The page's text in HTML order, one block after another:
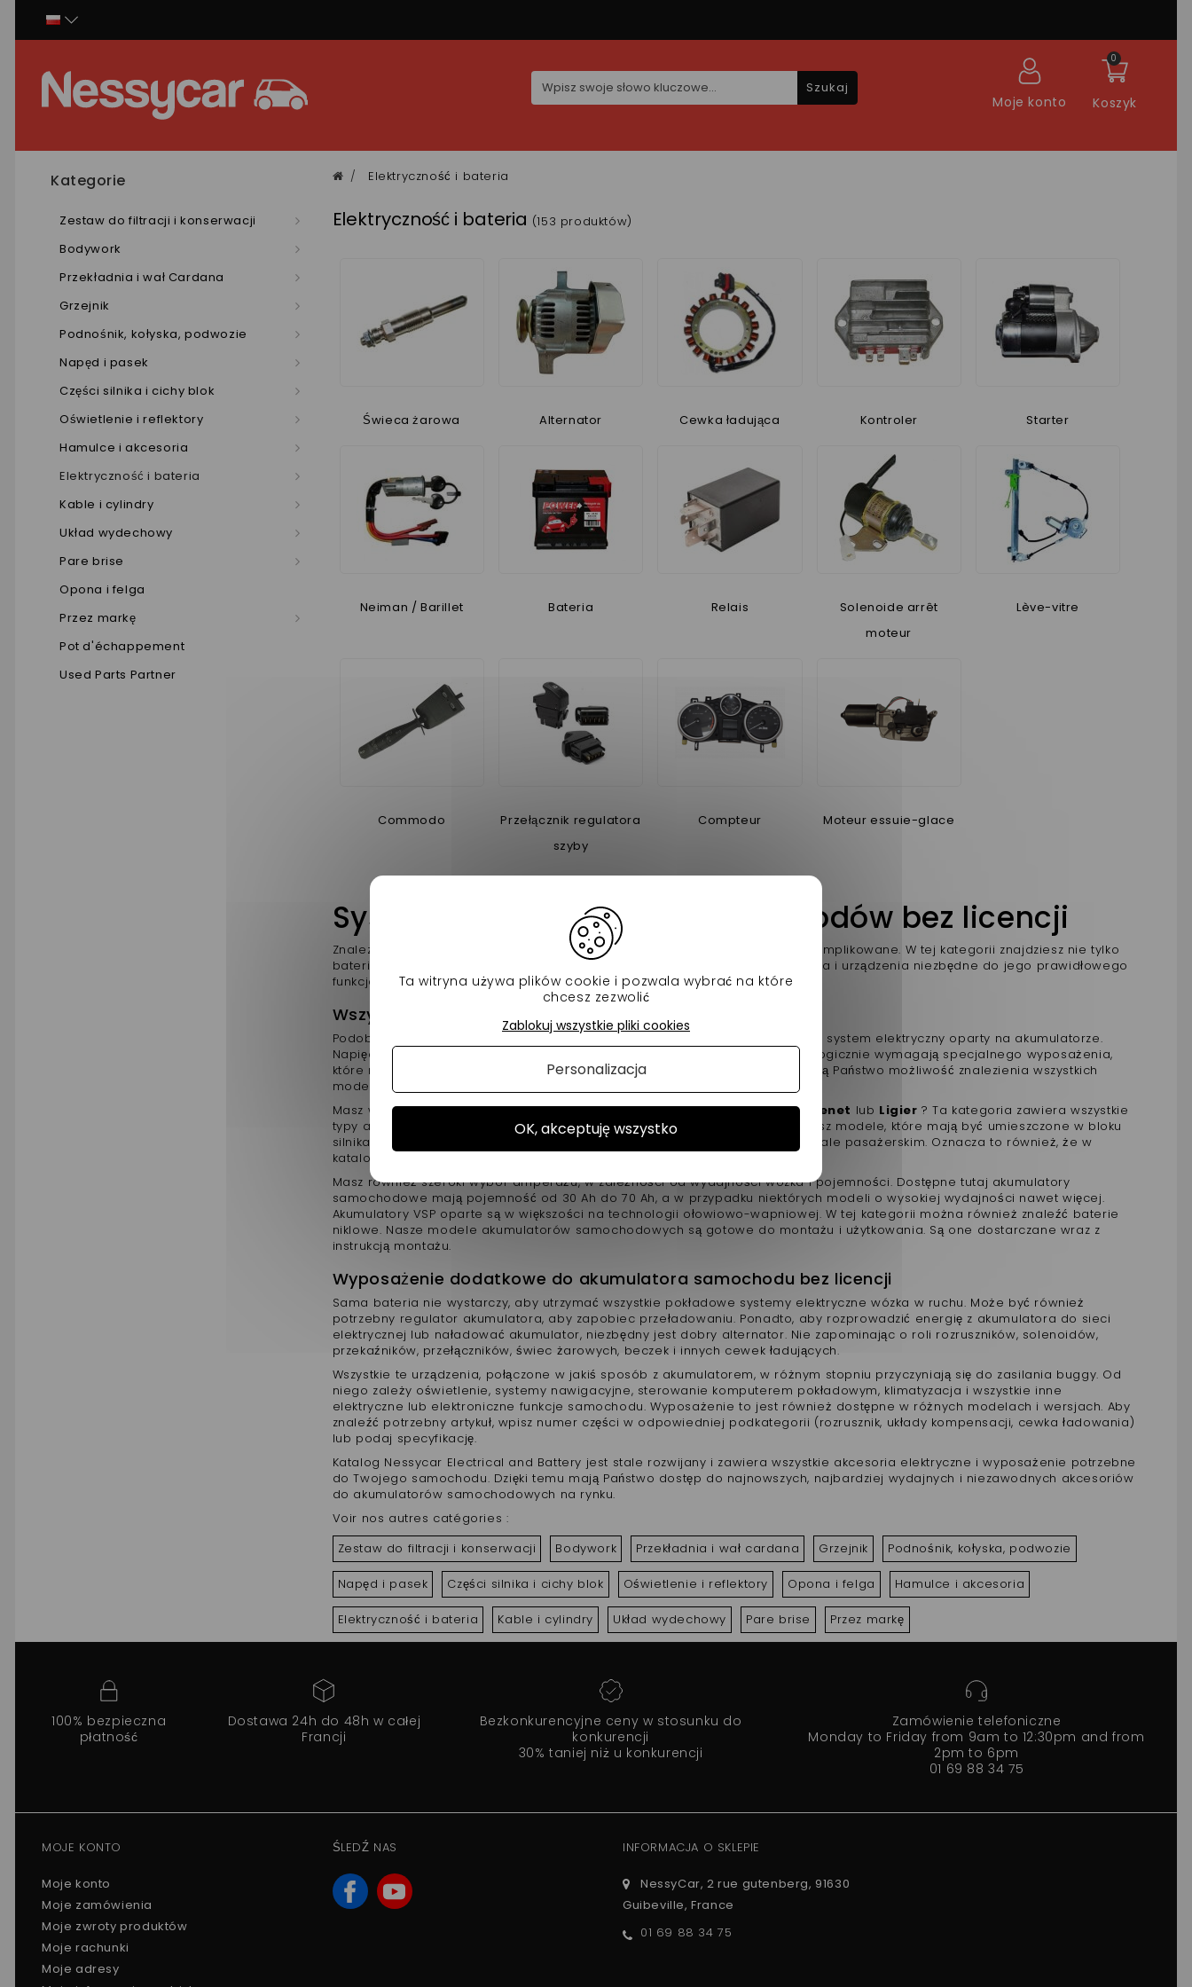
Koszyk
0
Moje konto
Szukaj
Kategorie
Zestaw do filtracji i konserwacji
Bodywork
Przekładnia i wał Cardana
Grzejnik
Podnośnik, kołyska, podwozie
Napęd i pasek
Części silnika i cichy blok
Oświetlenie i reflektory
Hamulce i akcesoria
Elektryczność i bateria
Kable i cylindry
Układ wydechowy
Pare brise
Opona i felga
Przez markę
Pot d'échappement
Used Parts Partner
Elektryczność i bateria
Elektryczność i bateria (153 produktów)
Świeca żarowa Alternator Cewka ładująca Kontroler Starter
Neiman / Barillet Bateria Relais
Solenoide arrêt
moteur
Lève-vitre
Commodo
Przełącznik regulatora
szyby
Compteur Moteur essuie-glace
System elektryczny dla samochodów bez licencji
Znalezienie akumulatora do samochodu bez prawa jazdy może być dość skomplikowane. W tej kategorii znajdziesz nie tylko
baterię kompatybilną z Twoim
Obejmuje on również wszystkie akcesoria i urządzenia niezbędne do jego prawidłowego
funkcjonowania.
Wszystkie marki akumulatorów dla wszystkich potrzeb
Podobnie jak konwencjonalne samochody, VSP również posiadają pokładowy system elektryczny oparty na akumulatorze.
Napięcie rzadko przekracza 12 V i zwykle wynosi około 6 V. Te rzadsze wózki logicznie wymagają specjalnego wyposażenia,
które mogą sprzedawać tylko wyspecjalizowani dostawcy. W tej kategorii mają Państwo możliwość znalezienia wszystkich
modeli
akumulator dla VSP
Masz wózek markiAixam? Prowadzisz VSP zBellier,Mikrosamochód,Chatenet lub Ligier ? Ta kategoria zawiera wszystkie
typy akumulatorów, które są kompatybilne z VSP tych i innych marek. Znajdziesz modele, które mają być umieszczone w bloku
silnika, podczas gdy inne są przeznaczone do montażu w określonym przedziale pasażerskim. Oznacza to również, że w
katalogu dostępnych jest kilka rozmiarów i wag akumulatorów.
Masz również szeroki wybór amperażu, w zależności od wydajności wózka i pojemności. Dostępne tutaj akumulatory
samochodowe mają pojemność od 30 Ah do 70 Ah, a w przypadku niektórych modeli o wysokiej wydajności nawet więcej.
Akumulatory VSP oparte są w większości na technologii ołowiowo-wapniowej. W tej kategorii można również znaleźć baterie
niklowe. Nasze modele akumulatorów samochodowych są gotowe do montażu i użytkowania. Są one dostarczane wraz z
instrukcją montażu.
Wyposażenie dodatkowe do akumulatora samochodu bez licencji
Sama bateria nie wystarczy, aby utrzymać wszystkie pokładowe systemy elektryczne wózka w ruchu. Może być również
potrzebny regulator akumulatora, aby zapobiec przeładowaniu. Ponadto, aby rozprowadzić energię z akumulatora do sieci
elektrycznej lub naładować akumulator, niezbędny jest dobry alternator. Nie zapominając o roli rozruszników, solenoidów,
przekaźników, przełączników, świec żarowych, beczek i innych cewek ładujących.
Wszystkie te urządzenia, połączone w jakiś sposób z akumulatorem, w różnym stopniu przyczyniają się do zasilania buggy. Od
niego zależy oświetlenie, systemy nawigacyjne, sterowanie komputerem pokładowym, klimatyzacja i wszystkie inne
elektryczne lub elektroniczne funkcje samochodu. Wyposażenie to jest również dostępne w różnych modelach i wersjach. Aby
znaleźć potrzebny artykuł, wpisz numer części w odpowiedniej podkategorii (rozrusznik, układy kompensacji, cewka ładowania)
lub podaj specyfikację.
Katalog Nessycar Electrical and Battery jest stale rozwijany i zawiera wszystkie akcesoria elektryczne i wyposażenie potrzebne
do Twojego samochodu. Dzięki temu mają Państwo dostęp do najnowszych, najbardziej wydajnych i niezawodnych akcesoriów
do akumulatorów samochodowych na rynku.
Voir nos autres catégories :
Zestaw do filtracji i konserwacji
Bodywork Przekładnia i wał cardana Grzejnik Podnośnik, kołyska, podwozie
Napęd i pasek Części silnika i cichy blok Oświetlenie i reflektory Opona i felga Hamulce i akcesoria
Elektryczność i bateria Kable i cylindry Układ wydechowy Pare brise Przez markę
100% bezpieczna
płatność
Dostawa 24h do 48h w całej
Francji
Bezkonkurencyjne ceny w stosunku do
konkurencji
30% taniej niż u konkurencji
Zamówienie telefoniczne
Monday to Friday from 9am to 12:30pm and from
2pm to 6pm
01 69 88 34 75
MOJE KONTO
Moje konto
Moje zamówienia
Moje zwroty produktów
Moje rachunki
Moje adresy
ŚLEDŹ NAS INFORMACJA O SKLEPIE
NessyCar, 2 rue gutenberg, 91630
Guibeville, France
01 69 88 34 75
Ta witryna używa plików cookie i pozwala wybrać na które
chcesz zezwolić
OK, akceptuję wszystko
Zablokuj wszystkie pliki cookies
Personalizacja